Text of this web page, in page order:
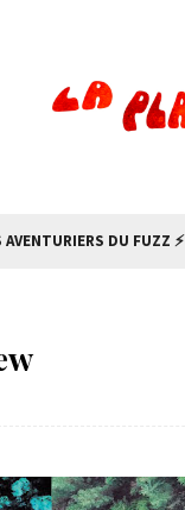
AVENTURIERS DU FUZZ ⚡